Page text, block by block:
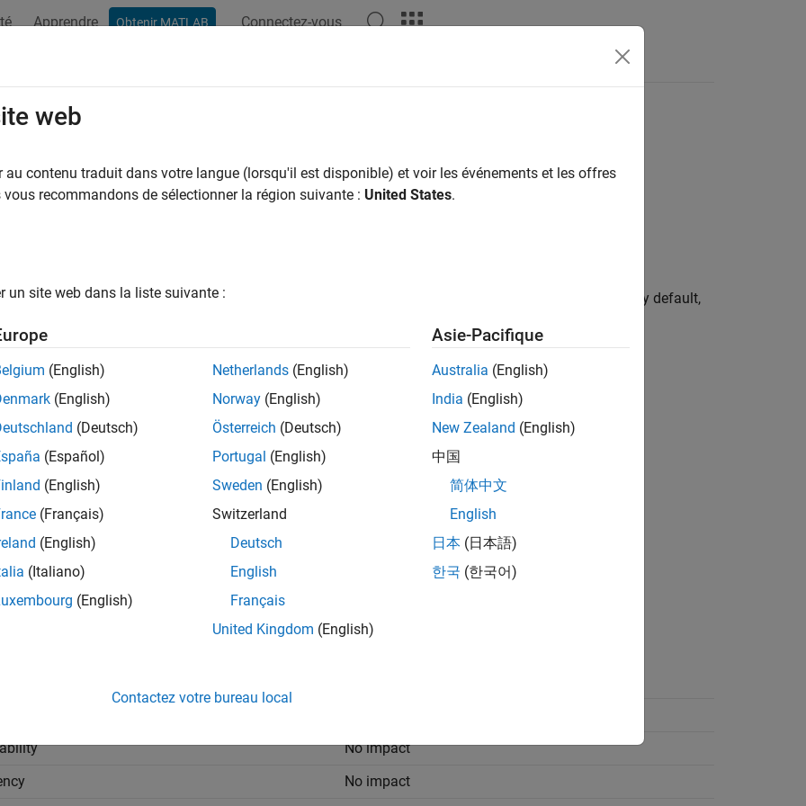
Apprendre Obtenir MATLAB Connectez-vous
Enum Cast Function
enum cast function
enum cast functionparameter inlines the generated enum-to-integer or integer-to-enum function. By default,
this parameter, select the Generate enum cast function
| on
generated enum cast function.
inline the generated enum cast function.
No impact
No impact
web
au contenu traduit dans votre langue (lorsqu'il est disponible) et voir les événements et les offres
vous recommandons de sélectionner la région suivante : United States.
un site web dans la liste suivante :
(English)
(English)
(Deutsch)
(Español)
(English)
(Français)
(English)
(Italiano)
(English)
Netherlands (English)
Norway (English)
Österreich (Deutsch)
Portugal (English)
Sweden (English)
Switzerland
Deutsch
English
Français
United Kingdom (English)
Asie-Pacifique
Australia (English)
India (English)
New Zealand (English)
中国
简体中文
English
日本 (日本語)
한국 (한국어)
Contactez votre bureau local